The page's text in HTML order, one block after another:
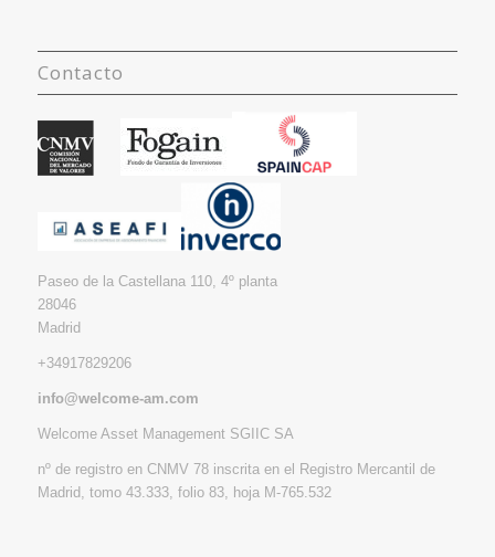
Contacto
Paseo de la Castellana 110, 4º planta
28046
Madrid
+34917829206
info@welcome-am.com
Welcome Asset Management SGIIC SA
nº de registro en CNMV 78 inscrita en el Registro Mercantil de
Madrid, tomo 43.333, folio 83, hoja M-765.532